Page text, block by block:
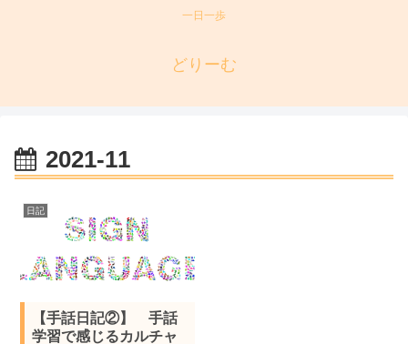
一日一歩
どりーむ
2021-11
日記
【手話日記②】 手話
学習で感じるカルチャ